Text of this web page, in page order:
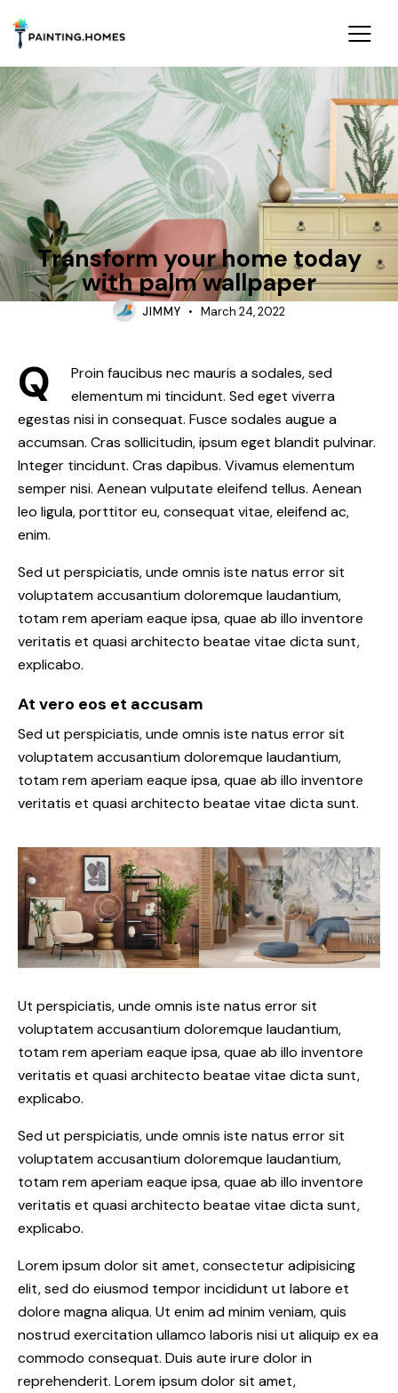
Transform your home today
with palm wallpaper
JIMMY March 24, 2022
Q
Proin faucibus nec mauris a sodales, sed
elementum mi tincidunt. Sed eget viverra
egestas nisi in consequat. Fusce sodales augue a
accumsan. Cras sollicitudin, ipsum eget blandit pulvinar.
Integer tincidunt. Cras dapibus. Vivamus elementum
semper nisi. Aenean vulputate eleifend tellus. Aenean
leo ligula, porttitor eu, consequat vitae, eleifend ac,
enim.
Sed ut perspiciatis, unde omnis iste natus error sit
voluptatem accusantium doloremque laudantium,
totam rem aperiam eaque ipsa, quae ab illo inventore
veritatis et quasi architecto beatae vitae dicta sunt,
explicabo.
At vero eos et accusam
Sed ut perspiciatis, unde omnis iste natus error sit
voluptatem accusantium doloremque laudantium,
totam rem aperiam eaque ipsa, quae ab illo inventore
veritatis et quasi architecto beatae vitae dicta sunt.
Ut perspiciatis, unde omnis iste natus error sit
voluptatem accusantium doloremque laudantium,
totam rem aperiam eaque ipsa, quae ab illo inventore
veritatis et quasi architecto beatae vitae dicta sunt,
explicabo.
Sed ut perspiciatis, unde omnis iste natus error sit
voluptatem accusantium doloremque laudantium,
totam rem aperiam eaque ipsa, quae ab illo inventore
veritatis et quasi architecto beatae vitae dicta sunt,
explicabo.
Lorem ipsum dolor sit amet, consectetur adipisicing
elit, sed do eiusmod tempor incididunt ut labore et
dolore magna aliqua. Ut enim ad minim veniam, quis
nostrud exercitation ullamco laboris nisi ut aliquip ex ea
commodo consequat. Duis aute irure dolor in
reprehenderit. Lorem ipsum dolor sit amet,